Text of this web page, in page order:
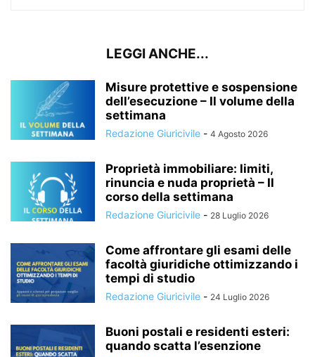
LEGGI ANCHE...
Misure protettive e sospensione
dell’esecuzione – Il volume della
settimana
Redazione Giuricivile - 4 Agosto 2026
Proprietà immobiliare: limiti,
rinuncia e nuda proprietà – Il
corso della settimana
Redazione Giuricivile - 28 Luglio 2026
Come affrontare gli esami delle
facoltà giuridiche ottimizzando i
tempi di studio
Redazione Giuricivile - 24 Luglio 2026
Buoni postali e residenti esteri:
quando scatta l’esenzione